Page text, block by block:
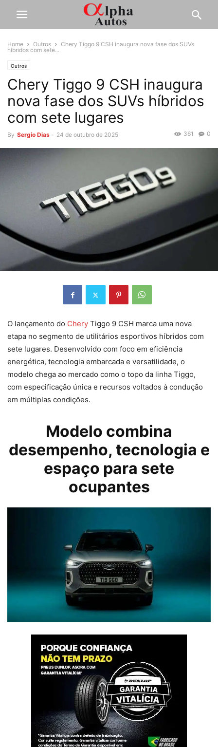
Home Outros
Chery Tiggo 9 CSH inaugura nova fase dos SUVs
híbridos com sete...
Outros
Chery Tiggo 9 CSH inaugura
nova fase dos SUVs híbridos
com sete lugares
By Sergio Dias - 24 de outubro de 2025 0
361
O lançamento do Chery Tiggo 9 CSH marca uma nova
etapa no segmento de utilitários esportivos híbridos com
sete lugares. Desenvolvido com foco em eficiência
energética, tecnologia embarcada e versatilidade, o
modelo chega ao mercado como o topo da linha Tiggo,
com especificação única e recursos voltados à condução
em múltiplas condições.
Modelo combina
desempenho, tecnologia e
espaço para sete
ocupantes